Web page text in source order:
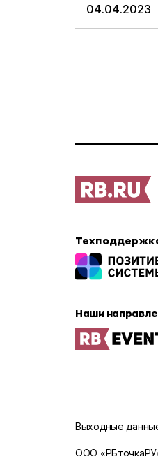
04.04.2023
Наши
Выходные
ООО